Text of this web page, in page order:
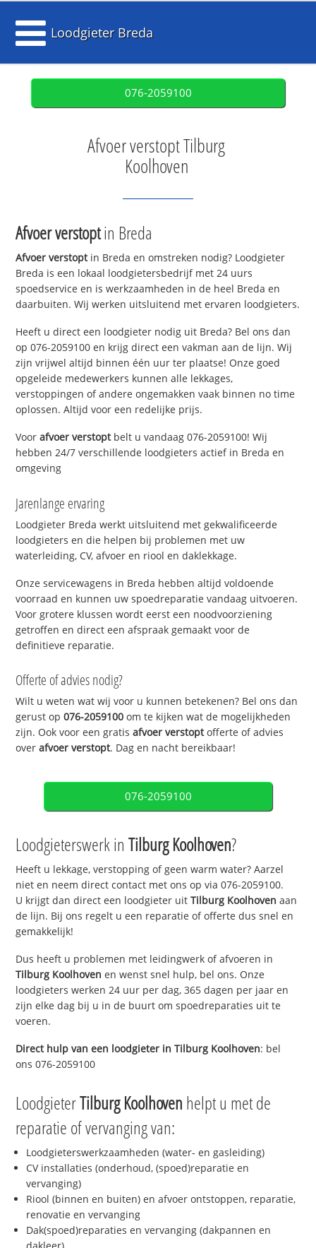
Loodgieter Breda
076-2059100
Afvoer verstopt Tilburg
Koolhoven
Afvoer verstoptin Breda
Afvoer verstoptin Breda en omstreken nodig? Loodgieter
Breda is een lokaal loodgietersbedrijf met 24 uurs
spoedservice en is werkzaamheden in de heel Breda en
daarbuiten. Wij werken uitsluitend met ervaren loodgieters.
Heeft u direct een loodgieter nodig uit Breda? Bel ons dan
op 076-2059100 en krijg direct een vakman aan de lijn. Wij
zijn vrijwel altijd binnen één uur ter plaatse! Onze goed
opgeleide medewerkers kunnen alle lekkages,
verstoppingen of andere ongemakken vaak binnen no time
oplossen. Altijd voor een redelijke prijs.
Voorafvoer verstoptbelt u vandaag 076-2059100! Wij
hebben 24/7 verschillende loodgieters actief in Breda en
omgeving
Jarenlange ervaring
Loodgieter Breda werkt uitsluitend met gekwalificeerde
loodgieters en die helpen bij problemen met uw
waterleiding, CV, afvoer en riool en daklekkage.
Onze servicewagens in Breda hebben altijd voldoende
voorraad en kunnen uw spoedreparatie vandaag uitvoeren.
Voor grotere klussen wordt eerst een noodvoorziening
getroffen en direct een afspraak gemaakt voor de
definitieve reparatie.
Offerte of advies nodig?
Wilt u weten wat wij voor u kunnen betekenen? Bel ons dan
gerust op076-2059100 om te kijken wat de mogelijkheden
zijn. Ook voor een gratisafvoer verstoptofferte of advies
overafvoer verstopt. Dag en nacht bereikbaar!
076-2059100
Loodgieterswerk inTilburg Koolhoven?
Heeft u lekkage, verstopping of geen warm water? Aarzel
niet en neem direct contact met ons op via 076-2059100.
U krijgt dan direct een loodgieter uitTilburg Koolhoven aan
de lijn. Bij ons regelt u een reparatie of offerte dus snel en
gemakkelijk!
Dus heeft u problemen met leidingwerk of afvoeren in
Tilburg Koolhoven en wenst snel hulp, bel ons. Onze
loodgieters werken 24 uur per dag, 365 dagen per jaar en
zijn elke dag bij u in de buurt om spoedreparaties uit te
voeren.
Direct hulp van een loodgieter inTilburg Koolhoven: bel
ons 076-2059100
LoodgieterTilburg Koolhoven helpt u met de
reparatie of vervanging van:
Loodgieterswerkzaamheden (water- en gasleiding)
CV installaties (onderhoud, (spoed)reparatie en
vervanging)
Riool (binnen en buiten) en afvoer ontstoppen, reparatie,
renovatie en vervanging
Dak(spoed)reparaties en vervanging (dakpannen en